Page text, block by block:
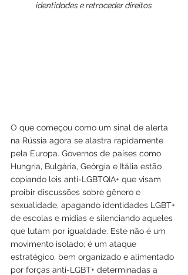
identidades e retroceder direitos
O que começou como um sinal de alerta
na Rússia agora se alastra rapidamente
pela Europa. Governos de países como
Hungria, Bulgária, Geórgia e Itália estão
copiando leis anti-LGBTQIA+ que visam
proibir discussões sobre gênero e
sexualidade, apagando identidades LGBT+
de escolas e mídias e silenciando aqueles
que lutam por igualdade. Este não é um
movimento isolado; é um ataque
estratégico, bem organizado e alimentado
por forças anti-LGBT+ determinadas a